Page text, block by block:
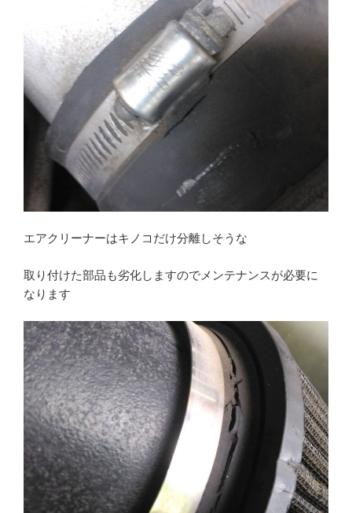
エアクリーナーはキノコだけ分離しそうな
取り付けた部品も劣化しますのでメンテナンスが必要に
なります